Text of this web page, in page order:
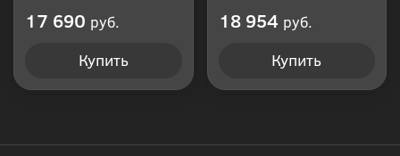
17 690 руб.
Купить
18 954 руб.
Купить